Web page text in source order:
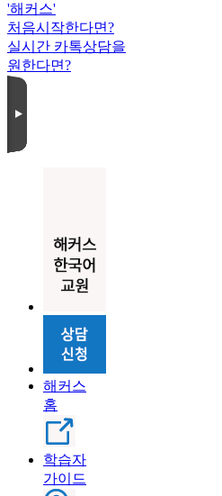
'해커스'
처음시작한다면?
실시간 카톡상담을
원한다면?
해커스
홈
학습자
가이드